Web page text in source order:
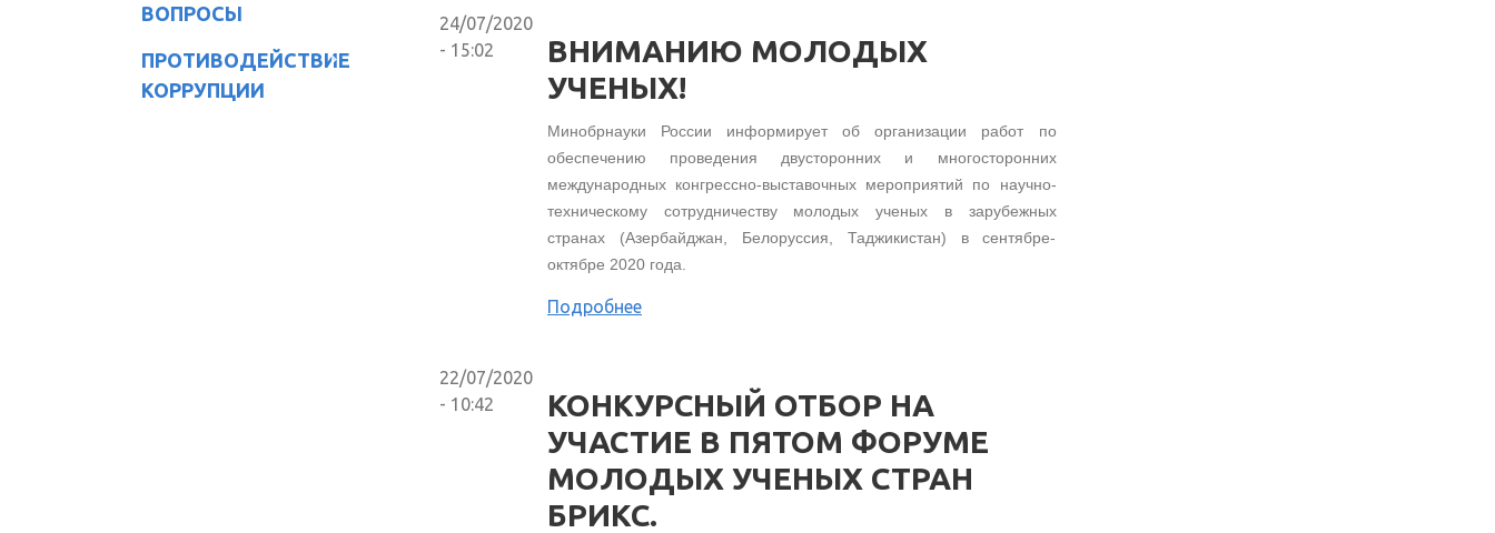
ВОПРОСЫ
ПРОТИВОДЕЙСТВИЕ
КОРРУПЦИИ
24/07/2020
- 15:02
ВНИМАНИЮ МОЛОДЫХ
УЧЕНЫХ!
Минобрнауки России информирует об организации работ по
обеспечению проведения двусторонних и многосторонних
международных конгрессно-выставочных мероприятий по научно-
техническому сотрудничеству молодых ученых в зарубежных
странах (Азербайджан, Белоруссия, Таджикистан) в сентябре-
октябре 2020 года.
Подробнее
22/07/2020
- 10:42
КОНКУРСНЫЙ ОТБОР НА
УЧАСТИЕ В ПЯТОМ ФОРУМЕ
МОЛОДЫХ УЧЕНЫХ СТРАН
БРИКС.